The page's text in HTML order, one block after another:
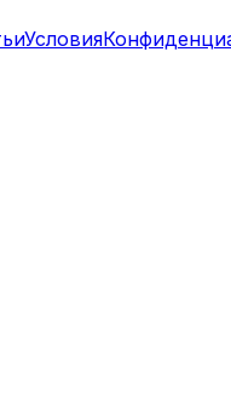
Условия